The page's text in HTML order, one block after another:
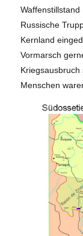
Waffenstillstand
Russische
Kernland
Vormarsch
Menschen